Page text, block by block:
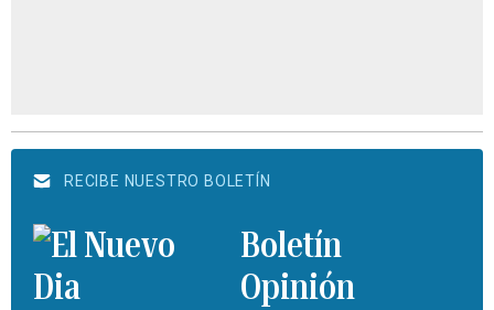
RECIBE NUESTRO BOLETÍN
Boletín
Opinión